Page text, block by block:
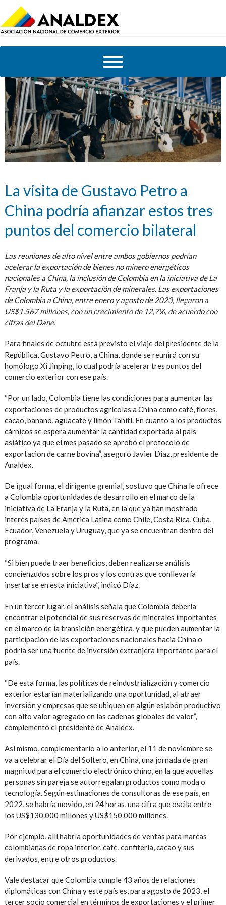
La visita de Gustavo Petro a
China podría afianzar estos tres
puntos del comercio bilateral
Las reuniones de alto nivel entre ambos gobiernos podrían
acelerar la exportación de bienes no minero energéticos
nacionales a China, la inclusión de Colombia en la iniciativa de La
Franja y la Ruta y la exportación de minerales. Las exportaciones
de Colombia a China, entre enero y agosto de 2023, llegaron a
US$1.567 millones, con un crecimiento de 12,7%, de acuerdo con
cifras del Dane.
Para finales de octubre está previsto el viaje del presidente de la
República, Gustavo Petro, a China, donde se reunirá con su
homólogo Xi Jinping, lo cual podría acelerar tres puntos del
comercio exterior con ese país.
“Por un lado, Colombia tiene las condiciones para aumentar las
exportaciones de productos agrícolas a China como café, flores,
cacao, banano, aguacate y limón Tahití. En cuanto a los productos
cárnicos se espera aumentar la cantidad exportada al país
asiático ya que el mes pasado se aprobó el protocolo de
exportación de carne bovina”, aseguró Javier Díaz, presidente de
Analdex.
De igual forma, el dirigente gremial, sostuvo que China le ofrece
a Colombia oportunidades de desarrollo en el marco de la
iniciativa de La Franja y la Ruta, en la que ya han mostrado
interés países de América Latina como Chile, Costa Rica, Cuba,
Ecuador, Venezuela y Uruguay, que ya se encuentran dentro del
programa.
“Si bien puede traer beneficios, deben realizarse análisis
concienzudos sobre los pros y los contras que conllevaría
insertarse en esta iniciativa”, indicó Díaz.
En un tercer lugar, el análisis señala que Colombia debería
encontrar el potencial de sus reservas de minerales importantes
en el marco de la transición energética, y que pueden aumentar la
participación de las exportaciones nacionales hacia China o
podría ser una fuente de inversión extranjera importante para el
país.
“De esta forma, las políticas de reindustrialización y comercio
exterior estarían materializando una oportunidad, al atraer
inversión y empresas que se ubiquen en algún eslabón productivo
con alto valor agregado en las cadenas globales de valor”,
complementó el presidente de Analdex.
Así mismo, complementario a lo anterior, el 11 de noviembre se
va a celebrar el Día del Soltero, en China, una jornada de gran
magnitud para el comercio electrónico chino, en la que aquellas
personas sin pareja se autorregalan productos como moda o
tecnología. Según estimaciones de consultoras de ese país, en
2022, se habría movido, en 24 horas, una cifra que oscila entre
los US$130.000 millones y US$150.000 millones.
Por ejemplo, allí habría oportunidades de ventas para marcas
colombianas de ropa interior, café, confitería, cacao y sus
derivados, entre otros productos.
Vale destacar que Colombia cumple 43 años de relaciones
diplomáticas con China y este país es, para agosto de 2023, el
tercer socio comercial en términos de exportaciones y el primer